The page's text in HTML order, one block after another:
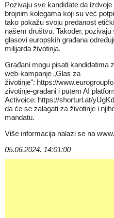
Pozivaju sve kandidate da
brojnim kolegama koji su već
tako pokažu svoju predanost
našem društvu. Također,
glasovi europskih građana
milijarda životinja.
Građani mogu pisati kandidatima
web-kampanje „Glas za
životinje": https://
zivotinje-gradani i putem AI
Activoice: https://shorturl.at/yUgKd
da će se zalagati za životinje i
mandatu.
Više informacija nalazi se na
05.06.2024. 14:01:00